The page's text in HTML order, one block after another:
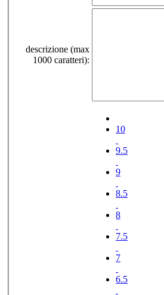
descrizione (max
1000 caratteri):
10
9.5
9
8.5
8
7.5
7
6.5